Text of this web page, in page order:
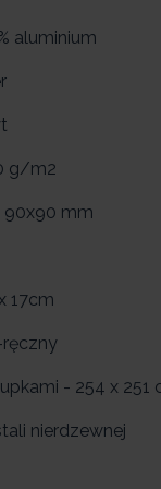
aluminium
g/m2
90x90 mm
17cm
ręczny
- 254 x 251
nierdzewnej